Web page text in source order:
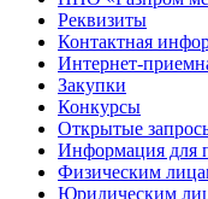
Реквизиты
Контактная
Интернет-
Закупки
Конкурсы
Открытые
Информация для
Физическим
Юридическим